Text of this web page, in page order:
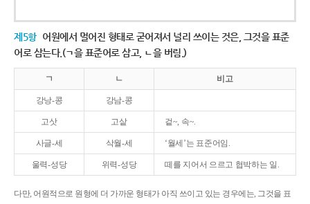
제5항 어원에서 멀어진 형태로 굳어져서 널리 쓰이는 것은, 그것을 표준
어로 삼는다.(ㄱ을 표준어로 삼고, ㄴ을 버림.)
ㄱ ㄴ 비고
강낭-콩 강남-콩
고삿 고샅 겉~, 속~.
사글-세 삭월-세 ‘월세’는 표준어임.
울력-성당 위력-성당 떼를 지어서 으르고 협박하는 일.
다만, 어원적으로 원형에 더 가까운 형태가 아직 쓰이고 있는 경우에는, 그것을 표